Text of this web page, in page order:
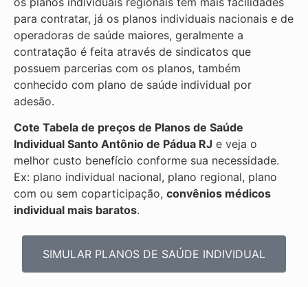
para contratar, já os planos individuais nacionais e de
operadoras de saúde maiores, geralmente a
contratação é feita através de sindicatos que
possuem parcerias com os planos, também
conhecido com plano de saúde individual por
adesão.
Cote Tabela de preços de Planos de Saúde
Individual Santo Antônio de Pádua RJ e veja o
melhor custo benefício conforme sua necessidade.
Ex: plano individual nacional, plano regional, plano
com ou sem coparticipação, convênios médicos
individual mais baratos.
SIMULAR PLANOS DE SAÚDE INDIVIDUAL